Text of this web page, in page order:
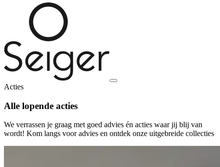
Acties
Alle lopende acties
We verrassen je graag met goed advies én acties waar jij blij van
wordt! Kom langs voor advies en ontdek onze uitgebreide collecties